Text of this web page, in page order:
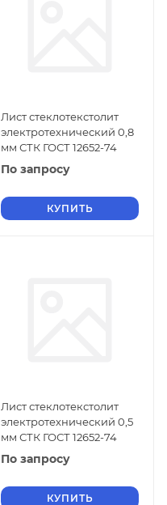
Лист стеклотекстолит
электротехнический 0,8
мм СТК ГОСТ 12652-74
По запросу
КУПИТЬ
Лист стеклотекстолит
электротехнический 0,5
мм СТК ГОСТ 12652-74
По запросу
КУПИТЬ